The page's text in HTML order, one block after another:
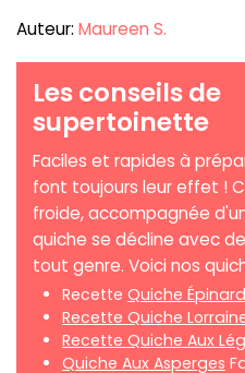
Auteur: Maureen S.
Les conseils de
supertoinette
Faciles et rapides à
font toujours leur effet !
froide, accompagnée
quiche se décline avec
tout genre. Voici nos
Recette Quiche
Recette Quiche
Recette Quiche Aux
Quiche Aux Asperges